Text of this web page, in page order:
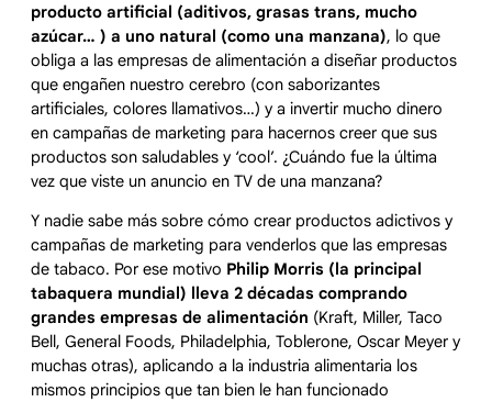
producto artificial (aditivos, grasas trans, mucho
azúcar… ) a uno natural (como una manzana), lo que
obliga a las empresas de alimentación a diseñar productos
que engañen nuestro cerebro (con saborizantes
artificiales, colores llamativos…) y a invertir mucho dinero
en campañas de marketing para hacernos creer que sus
productos son saludables y ‘cool’. ¿Cuándo fue la última
vez que viste un anuncio en TV de una manzana?
Y nadie sabe más sobre cómo crear productos adictivos y
campañas de marketing para venderlos que las empresas
de tabaco. Por ese motivo Philip Morris (la principal
tabaquera mundial) lleva 2 décadas comprando
grandes empresas de alimentación (Kraft, Miller, Taco
Bell, General Foods, Philadelphia, Toblerone, Oscar Meyer y
muchas otras), aplicando a la industria alimentaria los
mismos principios que tan bien le han funcionado